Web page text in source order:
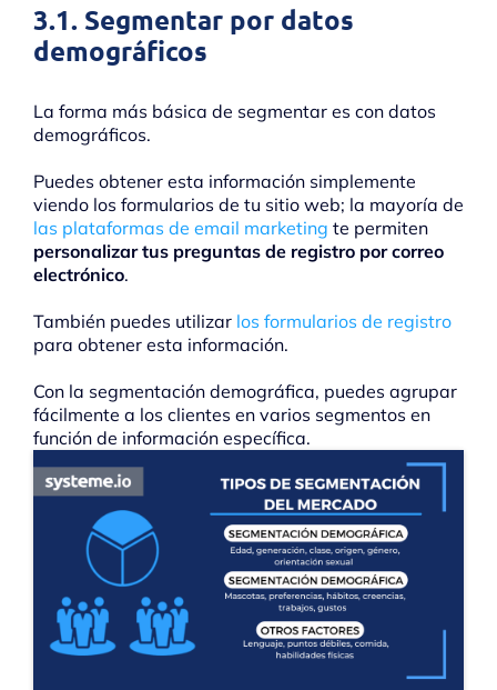
3.1. Segmentar por datos
demográficos
La forma más básica de segmentar es con datos
demográficos.
Puedes obtener esta información simplemente
viendo los formularios de tu sitio web; la mayoría de
las plataformas de email marketing te permiten
personalizar tus preguntas de registro por correo
electrónico.
También puedes utilizar los formularios de registro
para obtener esta información.
Con la segmentación demográfica, puedes agrupar
fácilmente a los clientes en varios segmentos en
función de información específica.